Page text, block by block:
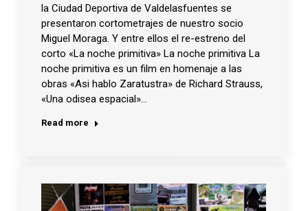
la Ciudad Deportiva de Valdelasfuentes se
presentaron cortometrajes de nuestro socio
Miguel Moraga. Y entre ellos el re-estreno del
corto «La noche primitiva» La noche primitiva La
noche primitiva es un film en homenaje a las
obras «Asi hablo Zaratustra» de Richard Strauss,
«Una odisea espacial»…
Read more